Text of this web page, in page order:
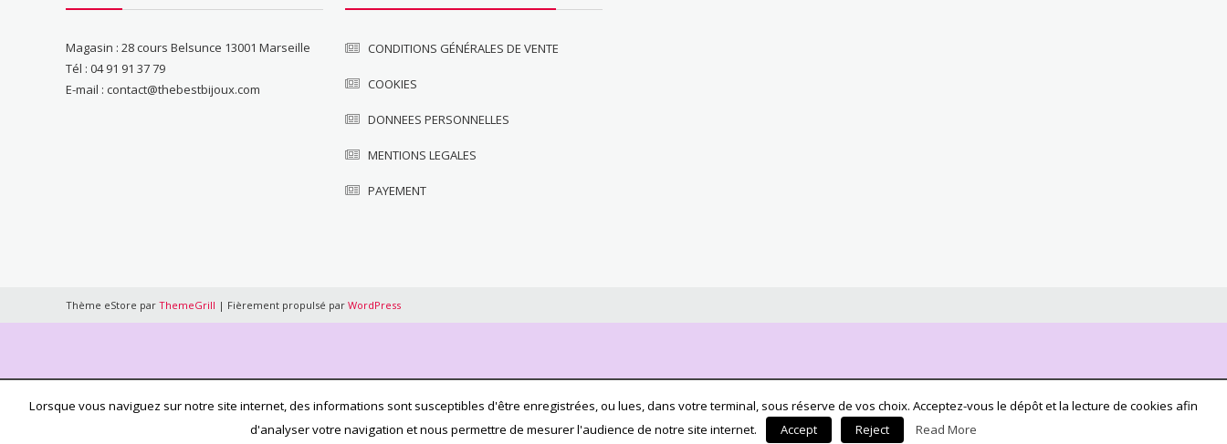
Magasin : 28 cours Belsunce 13001 Marseille
Tél : 04 91 91 37 79
E-mail : contact@thebestbijoux.com
CONDITIONS GÉNÉRALES DE VENTE
COOKIES
DONNEES PERSONNELLES
MENTIONS LEGALES
PAYEMENT
Thème eStore par ThemeGrill | Fièrement propulsé par WordPress
Lorsque vous naviguez sur notre site internet, des informations sont susceptibles d'être enregistrées, ou lues, dans votre terminal, sous réserve de vos choix. Acceptez-vous le dépôt et la lecture de cookies afin
d'analyser votre navigation et nous permettre de mesurer l'audience de notre site internet.
Accept Reject Read More